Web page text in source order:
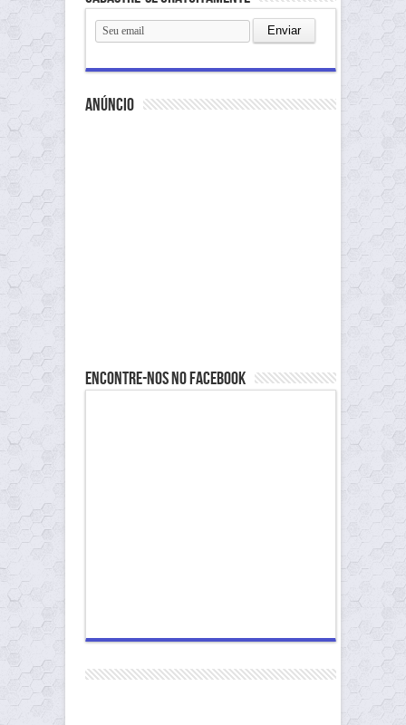
anúncio
Encontre-nos no Facebook